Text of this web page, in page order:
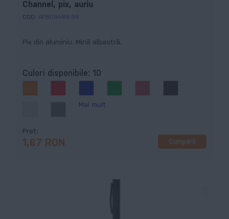
Channel, pix, auriu
COD: AP809488-98
Pix din aluminiu. Mină albastră.
Culori disponibile: 10
Mai mult
Preț
1,67 RON Cumpără